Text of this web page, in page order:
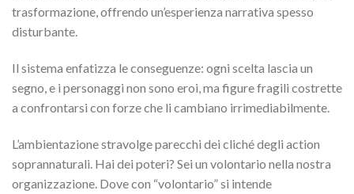
trasformazione, offrendo un’esperienza narrativa spesso
disturbante.
Il sistema enfatizza le conseguenze: ogni scelta lascia un
segno, e i personaggi non sono eroi, ma figure fragili costrette
a confrontarsi con forze che li cambiano irrimediabilmente.
L’ambientazione stravolge parecchi dei cliché degli action
soprannaturali. Hai dei poteri? Sei un volontario nella nostra
organizzazione. Dove con “volontario” si intende